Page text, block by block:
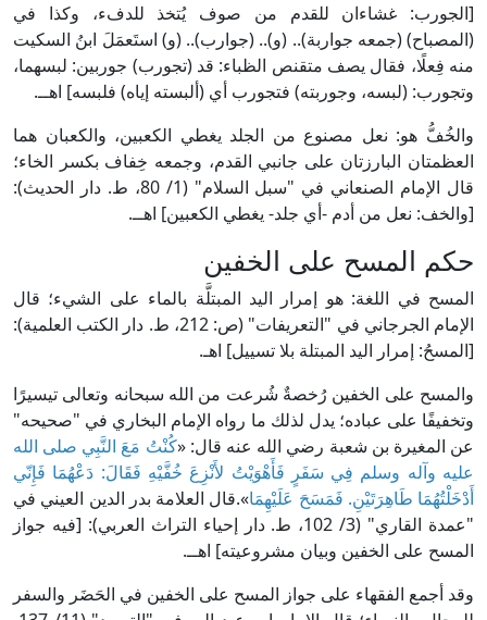
[الجورب: غشاءان للقدم من صوف يُتخذ للدفء، وكذا في
(المصباح) (جمعه جواربة).. (و).. (جوارب).. (و) استَعمَلَ ابنُ السكيت
منه فِعلًا، فقال يصف متقنص الظباء: قد (تجورب) جوربين: لبسهما،
وتجورب: (لبسه، وجوربته) فتجورب أي (ألبسته إياه) فلبسه] اهــ.
والخُفُّ هو: نعل مصنوع من الجلد يغطي الكعبين، والكعبان هما
العظمتان البارزتان على جانبي القدم، وجمعه خِفاف بكسر الخاء؛
قال الإمام الصنعاني في "سبل السلام" (1/ 80، ط. دار الحديث):
[والخف: نعل من أدم -أي جلد- يغطي الكعبين] اهــ.
حكم المسح على الخفين
المسح في اللغة: هو إمرار اليد المبتلَّة بالماء على الشيء؛ قال
الإمام الجرجاني في "التعريفات" (ص: 212، ط. دار الكتب العلمية):
[المسحُ: إمرار اليد المبتلة بلا تسييل] اهـ.
والمسح على الخفين رُخصةٌ شُرعت من الله سبحانه وتعالى تيسيرًا
وتخفيفًا على عباده؛ يدل لذلك ما رواه الإمام البخاري في "صحيحه"
عن المغيرة بن شعبة رضي الله عنه قال: «كُنْتُ مَعَ النَّبِي صلى الله
عليه وآله وسلم فِي سَفَرٍ فَأَهْوَيْتُ لأَنْزِعَ خُفَّيْهِ فَقَالَ: دَعْهُمَا فَإِنّي
أَدْخَلْتُهُمَا طَاهِرَتَيْنِ. فَمَسَحَ عَلَيْهِمَا».قال العلامة بدر الدين العيني في
"عمدة القاري" (3/ 102، ط. دار إحياء التراث العربي): [فيه جواز
المسح على الخفين وبيان مشروعيته] اهــ.
وقد أجمع الفقهاء على جواز المسح على الخفين في الحَضَر والسفر